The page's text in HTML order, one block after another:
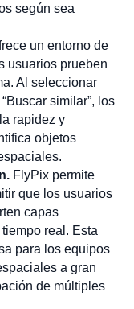
según sea
un entorno de
usuarios prueben
Al seleccionar
similar”, los
rapidez y
objetos
FlyPix permite
que los usuarios
capas
real. Esta
para los equipos
a gran
de múltiples